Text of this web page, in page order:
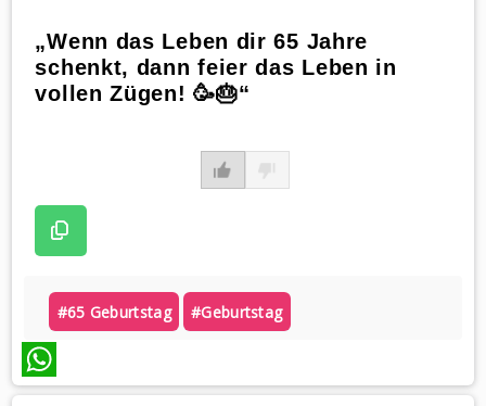
„Wenn das Leben dir 65 Jahre
schenkt, dann feier das Leben in
vollen Zügen! 🥳🎂“
#65 Geburtstag #geburtstag
WhatsApp